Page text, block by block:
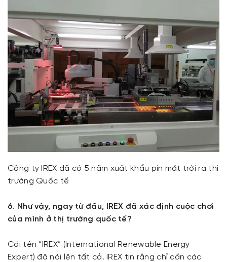
Công ty IREX đã có 5 năm xuất khẩu pin mặt trời ra thị
trường Quốc tế
6. Như vậy, ngay từ đầu, IREX đã xác định cuộc chơi
của mình ở thị trường quốc tế?
Cái tên “IREX” (International Renewable Energy
Expert) đã nói lên tất cả. IREX tin rằng chỉ cần các